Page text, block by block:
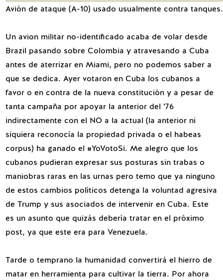
Avión de ataque (A-10) usado usualmente contra
Un avion militar no-identificado acaba de volar desde
Brazil pasando sobre Colombia y atravesando a Cuba
antes de aterrizar en Miami, pero no podemos saber a
que se dedica. Ayer votaron en Cuba los cubanos a
favor o en contra de la nueva constitución y a pesar de
tanta campaña por apoyar la anterior del ’76
indirectamente con el NO a la actual (la anterior ni
siquiera reconocía la propiedad privada o el habeas
corpus) ha ganado el #YoVotoSi. Me alegro que los
cubanos pudieran expresar sus posturas sin trabas o
maniobras raras en las urnas pero temo que ya ninguno
de estos cambios políticos detenga la voluntad agresiva
de Trump y sus asociados de intervenir en Cuba. Este
es un asunto que quizás debería tratar en el próximo
post, ya que este era para Venezuela.
Tarde o temprano la humanidad convertirá el hierro de
matar en herramienta para cultivar la tierra. Por ahora